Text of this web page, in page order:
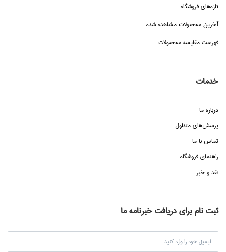
تازه‌هاي فروشگاه
آخرین محصولات مشاهده شده
فهرست مقایسه محصولات
خدمات
درباره ما
پرسش‌هاي متداول
تماس با ما
راهنماي فروشگاه
نقد و خبر
ثبت نام برای دریافت خبرنامه ما